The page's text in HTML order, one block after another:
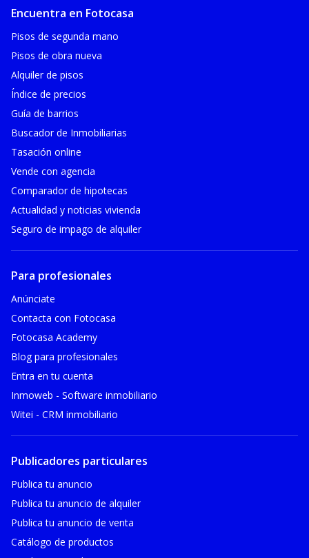
Encuentra en Fotocasa
Pisos de segunda mano
Pisos de obra nueva
Alquiler de pisos
Índice de precios
Guía de barrios
Buscador de Inmobiliarias
Tasación online
Vende con agencia
Comparador de hipotecas
Actualidad y noticias vivienda
Seguro de impago de alquiler
Para profesionales
Anúnciate
Contacta con Fotocasa
Fotocasa Academy
Blog para profesionales
Entra en tu cuenta
Inmoweb - Software inmobiliario
Witei - CRM inmobiliario
Publicadores particulares
Publica tu anuncio
Publica tu anuncio de alquiler
Publica tu anuncio de venta
Catálogo de productos